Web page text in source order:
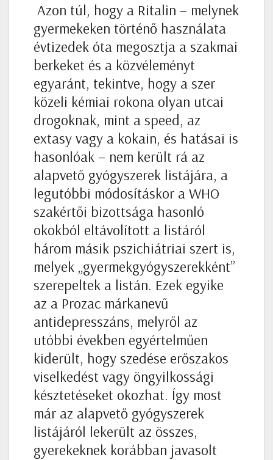
Azon túl, hogy a Ritalin – melynek
gyermekeken történő használata
évtizedek óta megosztja a szakmai
berkeket és a közvéleményt
egyaránt, tekintve, hogy a szer
közeli kémiai rokona olyan utcai
drogoknak, mint a speed, az
extasy vagy a kokain, és hatásai is
hasonlóak – nem került rá az
alapvető gyógyszerek listájára, a
legutóbbi módosításkor a WHO
szakértői bizottsága hasonló
okokból eltávolított a listáról
három másik pszichiátriai szert is,
melyek „gyermekgyógyszerekként”
szerepeltek a listán. Ezek egyike
az a Prozac márkanevű
antidepresszáns, melyről az
utóbbi években egyértelműen
kiderült, hogy szedése erőszakos
viselkedést vagy öngyilkossági
késztetéseket okozhat. Így most
már az alapvető gyógyszerek
listájáról lekerült az összes,
gyerekeknek korábban javasolt